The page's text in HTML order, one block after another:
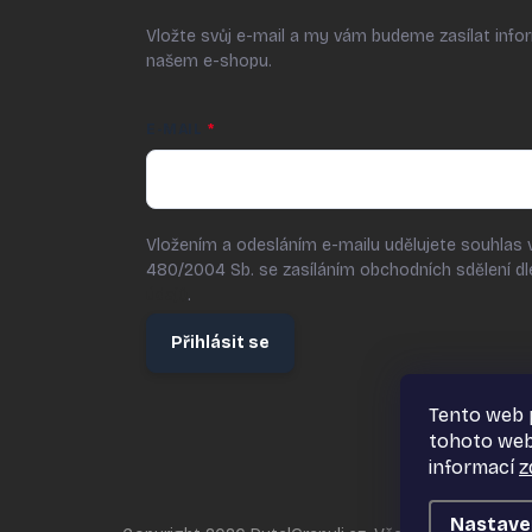
Tento web
tohoto
informací
Vložte svůj e-mail a my vám budeme zasílat
našem e-shopu.
Vložením a odesláním e-mailu udělujete souhlas
480/2004 Sb. se zasíláním obchodních sdělení
.
Přihlásit se